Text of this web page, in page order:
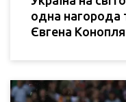
одна нагорода
Євгена